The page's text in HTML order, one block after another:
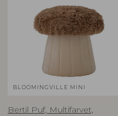
BLOOMINGVILLE MINI
Bertil Puf, Multifarvet,